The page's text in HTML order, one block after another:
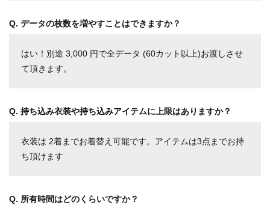
Q. データの枚数を増やすことはできますか？
はい！別途 3,000 円で全データ (60カット以上)お渡しさせ
て頂きます。
Q. 持ち込み衣装や持ち込みアイテムに上限はありますか？
衣装は 2着までお着替え可能です。アイテムは3点までお持
ち頂けます
Q. 所有時間はどのくらいですか？